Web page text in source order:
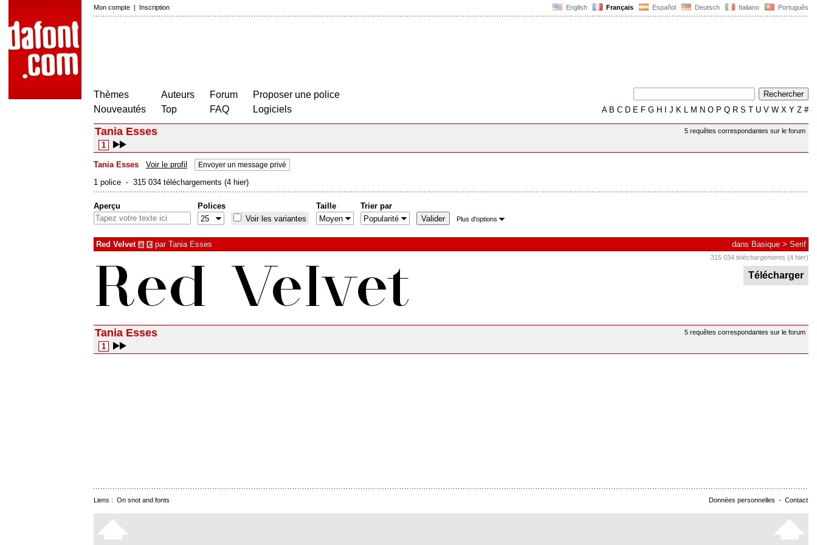
English Français Español Deutsch Italiano Português
Mon compte | Inscription
Thèmes
Nouveautés
Auteurs
Top
Forum
FAQ
Proposer une police
Logiciels
AB C D E F G H J K L M N O P Q R S T U V W X Y Z #
5 requêtes correspondantes sur le forum
Tania Esses
1
Tania Esses Voir le profil Envoyer un message privé
1 police - 315 034 téléchargements (4 hier)
Aperçu
Polices
Voir les variantes
Taille Trier par
Plus d'options
Red Velvet à € par Tania Esses dans Basique > Serif
315 034 téléchargements (4 hier)
Télécharger
5 requêtes correspondantes sur le forum
Tania Esses
1
Données personnelles - Contact
Liens : On snot and fonts